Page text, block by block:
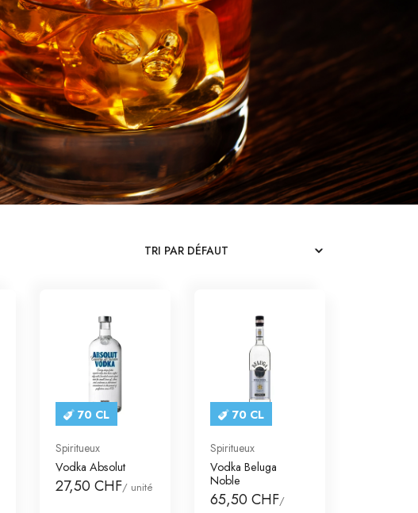
70 CL
Spiritueux
Vodka Absolut
27,50 CHF/ unité
70 CL
Spiritueux
Vodka Beluga
Noble
65,50 CHF/